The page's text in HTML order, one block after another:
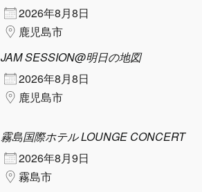
2026年8月8日
鹿児島市
JAM SESSION@明日の地図
2026年8月8日
鹿児島市
霧島国際ホテル LOUNGE CONCERT
2026年8月9日
霧島市